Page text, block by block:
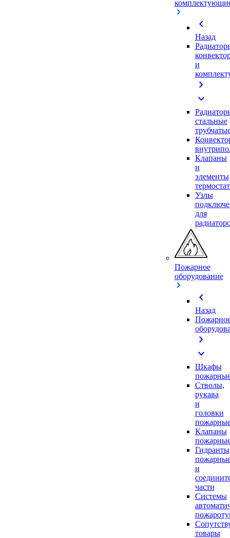
chevron_left
Назад
и
chevron_right
expand_more
стальные
Клапаны
и
элементы
Узлы
для
Пожарное
оборудование
chevron_left
Назад
chevron_right
expand_more
Шкафы
Стволы,
рукава
и
головки
Клапаны
Гидранты
и
части
Системы
товары